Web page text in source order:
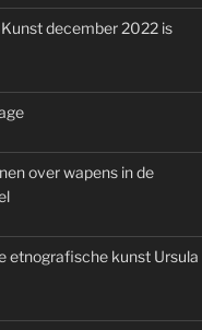
december 2022 is
over wapens in de
etnografische kunst Ursula